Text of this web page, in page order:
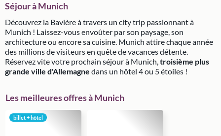
Séjour à Munich
Découvrez la Bavière à travers un city trip passionnant à
Munich ! Laissez-vous envoûter par son paysage, son
architecture ou encore sa cuisine. Munich attire chaque année
des millions de visiteurs en quête de vacances détente.
Réservez vite votre prochain séjour à Munich,troisième plus
grande ville d'Allemagne dans un hôtel 4 ou 5 étoiles !
Les meilleures offres à Munich
billet + hôtel